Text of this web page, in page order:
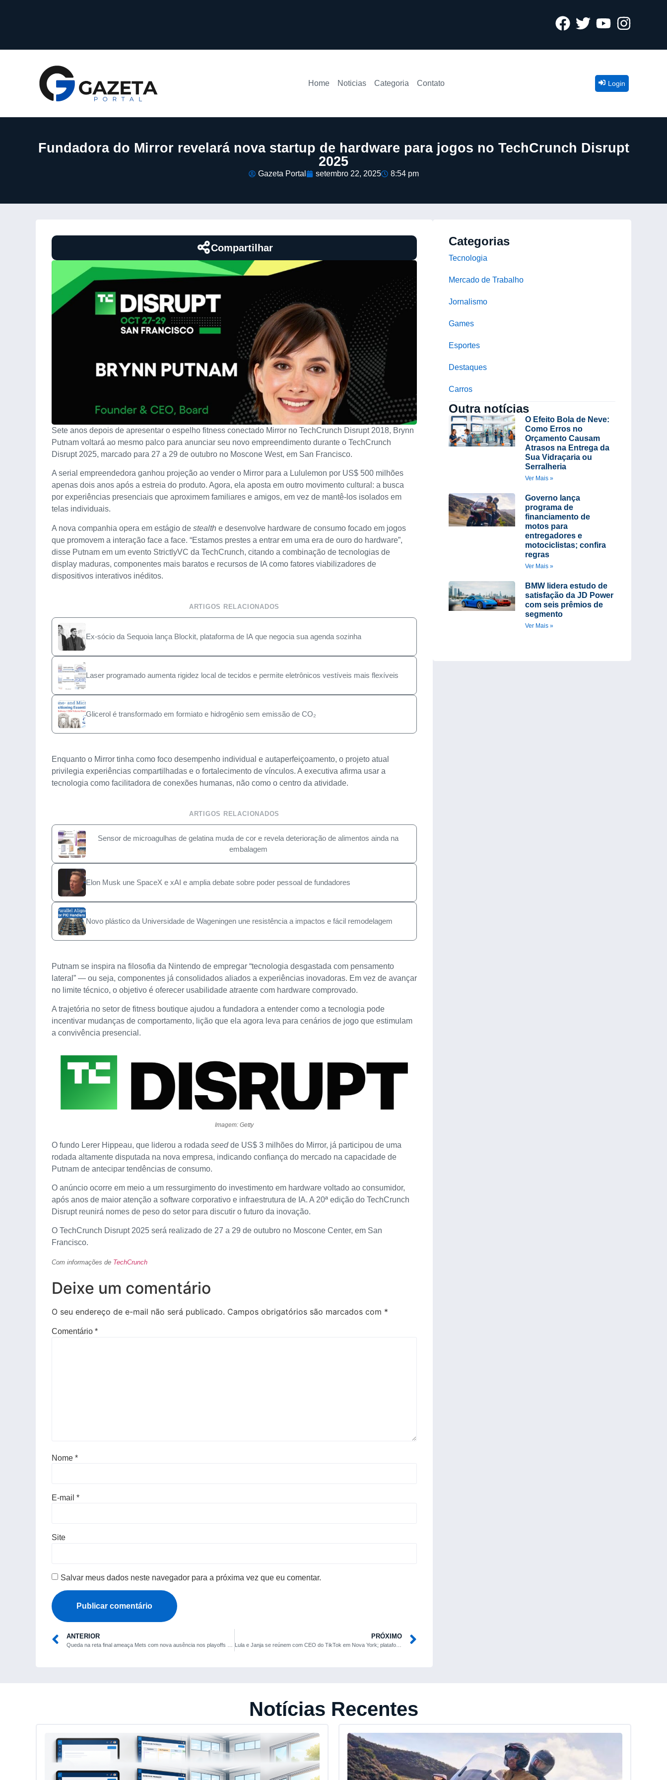
Home Noticias Categoria Contato Login
Fundadora do Mirror revelará nova startup de hardware para jogos no TechCrunch Disrupt
2025
Gazeta Portal setembro 22, 2025 8:54 pm
Compartilhar
Sete anos depois de apresentar o espelho fitness conectado Mirror no TechCrunch Disrupt 2018, Brynn
Putnam voltará ao mesmo palco para anunciar seu novo empreendimento durante o TechCrunch
Disrupt 2025, marcado para 27 a 29 de outubro no Moscone West, em San Francisco.
A serial empreendedora ganhou projeção ao vender o Mirror para a Lululemon por US$ 500 milhões
apenas dois anos após a estreia do produto. Agora, ela aposta em outro movimento cultural: a busca
por experiências presenciais que aproximem familiares e amigos, em vez de mantê-los isolados em
telas individuais.
A nova companhia opera em estágio de stealth e desenvolve hardware de consumo focado em jogos
que promovem a interação face a face. “Estamos prestes a entrar em uma era de ouro do hardware”,
disse Putnam em um evento StrictlyVC da TechCrunch, citando a combinação de tecnologias de
display maduras, componentes mais baratos e recursos de IA como fatores viabilizadores de
dispositivos interativos inéditos.
ARTIGOS RELACIONADOS
Ex-sócio da Sequoia lança Blockit, plataforma de IA que negocia sua agenda sozinha
Laser programado aumenta rigidez local de tecidos e permite eletrônicos vestíveis mais flexíveis
Glicerol é transformado em formiato e hidrogênio sem emissão de CO₂
Enquanto o Mirror tinha como foco desempenho individual e autaperfeiçoamento, o projeto atual
privilegia experiências compartilhadas e o fortalecimento de vínculos. A executiva afirma usar a
tecnologia como facilitadora de conexões humanas, não como o centro da atividade.
ARTIGOS RELACIONADOS
Sensor de microagulhas de gelatina muda de cor e revela deterioração de alimentos ainda na
embalagem
Elon Musk une SpaceX e xAI e amplia debate sobre poder pessoal de fundadores
Novo plástico da Universidade de Wageningen une resistência a impactos e fácil remodelagem
Putnam se inspira na filosofia da Nintendo de empregar “tecnologia desgastada com pensamento
lateral” — ou seja, componentes já consolidados aliados a experiências inovadoras. Em vez de avançar
no limite técnico, o objetivo é oferecer usabilidade atraente com hardware comprovado.
A trajetória no setor de fitness boutique ajudou a fundadora a entender como a tecnologia pode
incentivar mudanças de comportamento, lição que ela agora leva para cenários de jogo que estimulam
a convivência presencial.
Imagem: Getty
O fundo Lerer Hippeau, que liderou a rodada seedde US$ 3 milhões do Mirror, já participou de uma
rodada altamente disputada na nova empresa, indicando confiança do mercado na capacidade de
Putnam de antecipar tendências de consumo.
O anúncio ocorre em meio a um ressurgimento do investimento em hardware voltado ao consumidor,
após anos de maior atenção a software corporativo e infraestrutura de IA. A 20ª edição do TechCrunch
Disrupt reunirá nomes de peso do setor para discutir o futuro da inovação.
O TechCrunch Disrupt 2025 será realizado de 27 a 29 de outubro no Moscone Center, em San
Francisco.
Com informações de TechCrunch
Deixe um comentário
O seu endereço de e-mail não será publicado. Campos obrigatórios são marcados com *
Comentário *
Nome *
E-mail *
Site
Salvar meus dados neste navegador para a próxima vez que eu comentar.
ANTERIOR PRÓXIMO
Lula e Janja se reúnem com CEO do TikTok em Nova York; plataforma planeja data centers no Ceará
Categorias
Tecnologia
Mercado de Trabalho
Jornalismo
Games
Esportes
Destaques
Carros
Outra notícias
O Efeito Bola de Neve:
Como Erros no
Orçamento Causam
Atrasos na Entrega da
Sua Vidraçaria ou
Serralheria
Ver Mais »
Governo lança
programa de
financiamento de
motos para
entregadores e
motociclistas; confira
regras
Ver Mais »
BMW lidera estudo de
satisfação da JD Power
com seis prêmios de
segmento
Ver Mais »
Notícias Recentes